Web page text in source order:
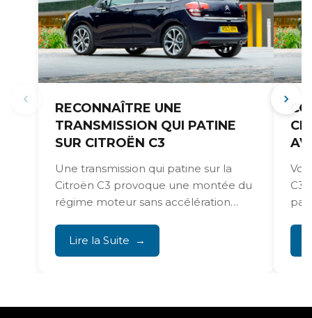
RECONNAÎTRE UNE
TRANSMISSION QUI PATINE
SUR CITROËN C3
Une transmission qui patine sur la
Citroën C3 provoque une montée du
régime moteur sans accélération
Lire la Suite
C3